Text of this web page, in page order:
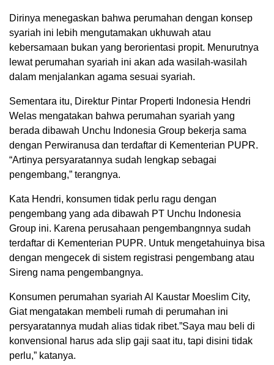
Dirinya menegaskan bahwa perumahan dengan konsep
syariah ini lebih mengutamakan ukhuwah atau
kebersamaan bukan yang berorientasi propit. Menurutnya
lewat perumahan syariah ini akan ada wasilah-wasilah
dalam menjalankan agama sesuai syariah.
Sementara itu, Direktur Pintar Properti Indonesia Hendri
Welas mengatakan bahwa perumahan syariah yang
berada dibawah Unchu Indonesia Group bekerja sama
dengan Perwiranusa dan terdaftar di Kementerian PUPR.
“Artinya persyaratannya sudah lengkap sebagai
pengembang,” terangnya.
Kata Hendri, konsumen tidak perlu ragu dengan
pengembang yang ada dibawah PT Unchu Indonesia
Group ini. Karena perusahaan pengembangnnya sudah
terdaftar di Kementerian PUPR. Untuk mengetahuinya bisa
dengan mengecek di sistem registrasi pengembang atau
Sireng nama pengembangnya.
Konsumen perumahan syariah Al Kaustar Moeslim City,
Giat mengatakan membeli rumah di perumahan ini
persyaratannya mudah alias tidak ribet.”Saya mau beli di
konvensional harus ada slip gaji saat itu, tapi disini tidak
perlu,” katanya.